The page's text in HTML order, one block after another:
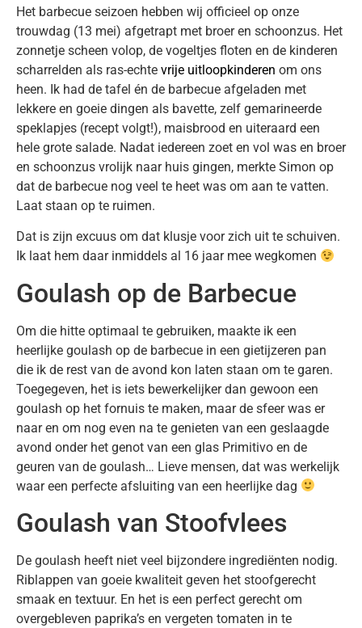
Het barbecue seizoen hebben wij officieel op onze
trouwdag (13 mei) afgetrapt met broer en schoonzus. Het
zonnetje scheen volop, de vogeltjes floten en de kinderen
scharrelden als ras-echte vrije uitloopkinderen om ons
heen. Ik had de tafel én de barbecue afgeladen met
lekkere en goeie dingen als bavette, zelf gemarineerde
speklapjes (recept volgt!), maisbrood en uiteraard een
hele grote salade. Nadat iedereen zoet en vol was en broer
en schoonzus vrolijk naar huis gingen, merkte Simon op
dat de barbecue nog veel te heet was om aan te vatten.
Laat staan op te ruimen.
Dat is zijn excuus om dat klusje voor zich uit te schuiven.
Ik laat hem daar inmiddels al 16 jaar mee wegkomen
Goulash op de Barbecue
Om die hitte optimaal te gebruiken, maakte ik een
heerlijke goulash op de barbecue in een gietijzeren pan
die ik de rest van de avond kon laten staan om te garen.
Toegegeven, het is iets bewerkelijker dan gewoon een
goulash op het fornuis te maken, maar de sfeer was er
naar en om nog even na te genieten van een geslaagde
avond onder het genot van een glas Primitivo en de
geuren van de goulash… Lieve mensen, dat was werkelijk
waar een perfecte afsluiting van een heerlijke dag
Goulash van Stoofvlees
De goulash heeft niet veel bijzondere ingrediënten nodig.
Riblappen van goeie kwaliteit geven het stoofgerecht
smaak en textuur. En het is een perfect gerecht om
overgebleven paprika’s en vergeten tomaten in te